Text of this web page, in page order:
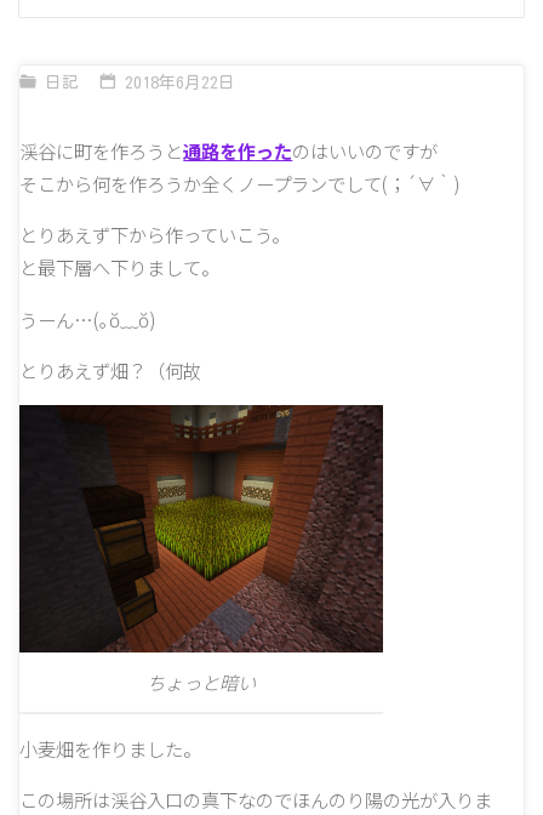
日記 2018年6月22日
渓谷に町を作ろうと通路を作ったのはいいのですが
そこから何を作ろうか全くノープランでして(；´∀｀)
とりあえず下から作っていこう。
と最下層へ下りまして。
うーん…(｡ŏ﹏ŏ)
とりあえず畑？（何故
ちょっと暗い
小麦畑を作りました。
この場所は渓谷入口の真下なのでほんのり陽の光が入りま